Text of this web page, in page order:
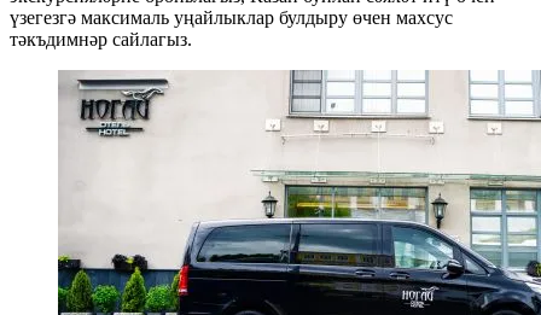
үзегезгә максималь уңайлыклар булдыру өчен махсус
тәкъдимнәр сайлагыз.